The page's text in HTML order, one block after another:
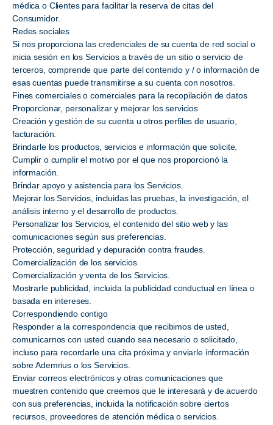
médica o Clientes para facilitar la reserva de citas del
Consumidor.
Redes sociales
Si nos proporciona las credenciales de su cuenta de red social o
inicia sesión en los Servicios a través de un sitio o servicio de
terceros, comprende que parte del contenido y / o información de
esas cuentas puede transmitirse a su cuenta con nosotros.
Fines comerciales o comerciales para la recopilación de datos
Proporcionar, personalizar y mejorar los servicios
Creación y gestión de su cuenta u otros perfiles de usuario,
facturación.
Brindarle los productos, servicios e información que solicite.
Cumplir o cumplir el motivo por el que nos proporcionó la
información.
Brindar apoyo y asistencia para los Servicios.
Mejorar los Servicios, incluidas las pruebas, la investigación, el
análisis interno y el desarrollo de productos.
Personalizar los Servicios, el contenido del sitio web y las
comunicaciones según sus preferencias.
Protección, seguridad y depuración contra fraudes.
Comercialización de los servicios
Comercialización y venta de los Servicios.
Mostrarle publicidad, incluida la publicidad conductual en línea o
basada en intereses.
Correspondiendo contigo
Responder a la correspondencia que recibimos de usted,
comunicarnos con usted cuando sea necesario o solicitado,
incluso para recordarle una cita próxima y enviarle información
sobre Ademrius o los Servicios.
Enviar correos electrónicos y otras comunicaciones que
muestren contenido que creemos que le interesará y de acuerdo
con sus preferencias, incluida la notificación sobre ciertos
recursos, proveedores de atención médica o servicios.